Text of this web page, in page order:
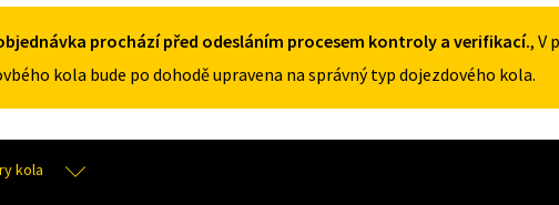
prochází před odesláním procesem kontroly a verifikací., V
kola bude po dohodě upravena na správný typ dojezdového kola.
kola